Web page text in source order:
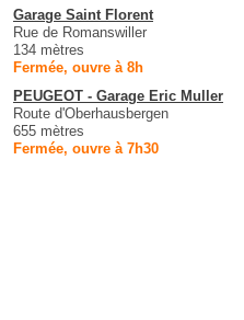
Garage Saint Florent
Rue de Romanswiller
134 mètres
Fermée, ouvre à 8h
PEUGEOT - Garage Eric Muller
Route d'Oberhausbergen
655 mètres
Fermée, ouvre à 7h30